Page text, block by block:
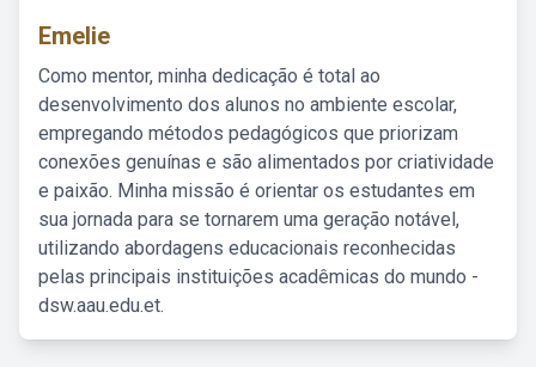
Emelie
Como mentor, minha dedicação é total ao
desenvolvimento dos alunos no ambiente escolar,
empregando métodos pedagógicos que priorizam
conexões genuínas e são alimentados por criatividade
e paixão. Minha missão é orientar os estudantes em
sua jornada para se tornarem uma geração notável,
utilizando abordagens educacionais reconhecidas
pelas principais instituições acadêmicas do mundo -
dsw.aau.edu.et.